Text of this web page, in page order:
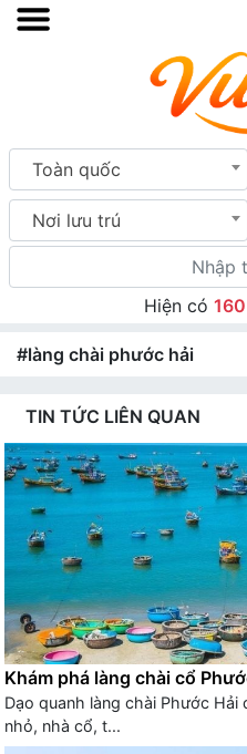
Toàn quốc
Nơi lưu trú
Hiện có 160
#làng chài phước hải
TIN TỨC LIÊN QUAN
Khám phá làng chài cổ
Dạo quanh làng chài Phước
nhỏ, nhà cổ, t...